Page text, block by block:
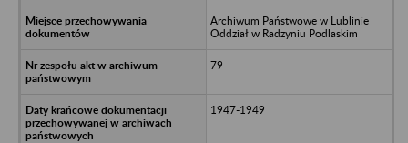
Archiwum Państwowe w Lublinie
Oddział w Radzyniu Podlaskim
79
1947-1949